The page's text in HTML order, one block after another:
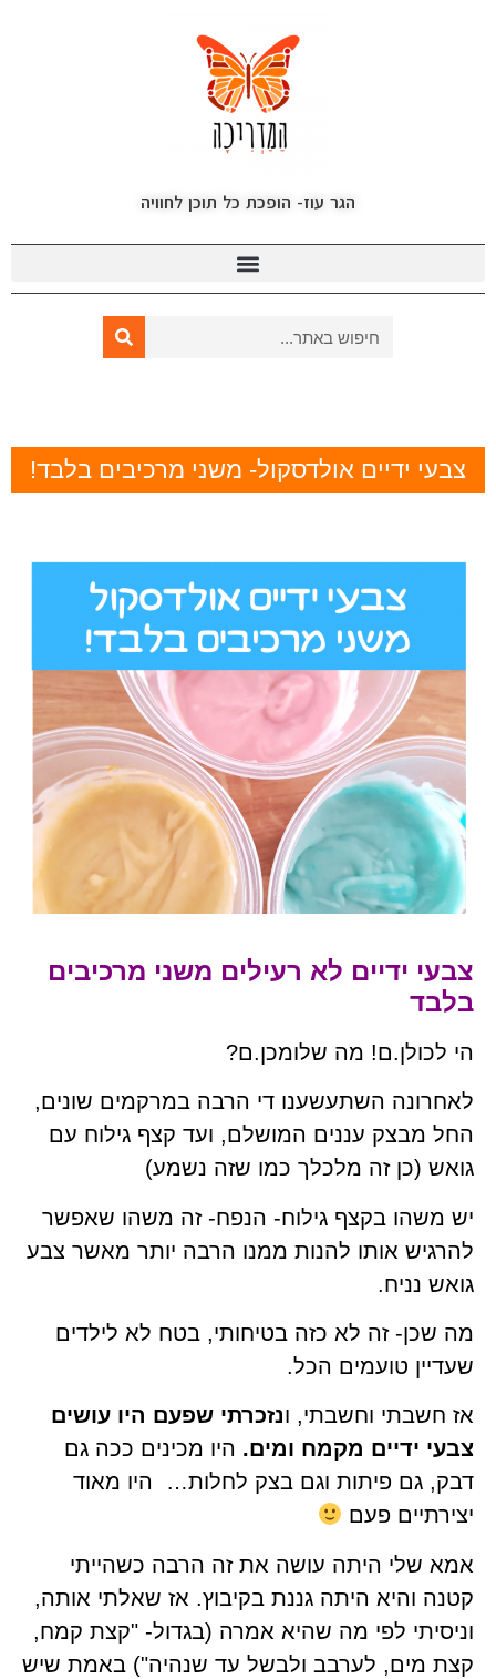
הגר עוז- הופכת כל תוכן לחוויה
צבעי ידיים אולדסקול- משני מרכיבים בלבד!
צבעי ידיים לא רעילים משני מרכיבים
בלבד
הי לכולן.ם! מה שלומכן.ם?
לאחרונה השתעשענו די הרבה במרקמים שונים,
החל מבצק עננים המושלם, ועד קצף גילוח עם
גואש (כן זה מלכלך כמו שזה נשמע)
יש משהו בקצף גילוח- הנפח- זה משהו שאפשר
להרגיש אותו להנות ממנו הרבה יותר מאשר צבע
גואש נניח.
מה שכן- זה לא כזה בטיחותי, בטח לא לילדים
שעדיין טועמים הכל.
אז חשבתי וחשבתי, ונזכרתי שפעם היו עושים
צבעי ידיים מקמח ומים. היו מכינים ככה גם
דבק, גם פיתות וגם בצק לחלות… היו מאוד
יצירתיים פעם
אמא שלי היתה עושה את זה הרבה כשהייתי
קטנה והיא היתה גננת בקיבוץ. אז שאלתי אותה,
וניסיתי לפי מה שהיא אמרה (בגדול- "קצת קמח,
קצת מים, לערבב ולבשל עד שנהיה") באמת שיש